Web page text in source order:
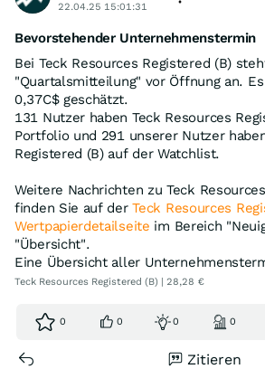
22.04.25 15:01:31
Bevorstehender Unternehmenstermin
Bei Teck Resources Registered (B)
"Quartalsmitteilung" vor Öffnung an.
0,37C$ geschätzt.
131 Nutzer haben Teck Resources
Portfolio und 291 unserer Nutzer
Registered (B) auf der Watchlist.
Weitere Nachrichten zu Teck
finden Sie auf derTeck Resources
Wertpapierdetailseite im Bereich
"Übersicht".
Eine Übersicht aller
Teck Resources Registered (B) | 28,28 €
0 0 0 0
Zitieren